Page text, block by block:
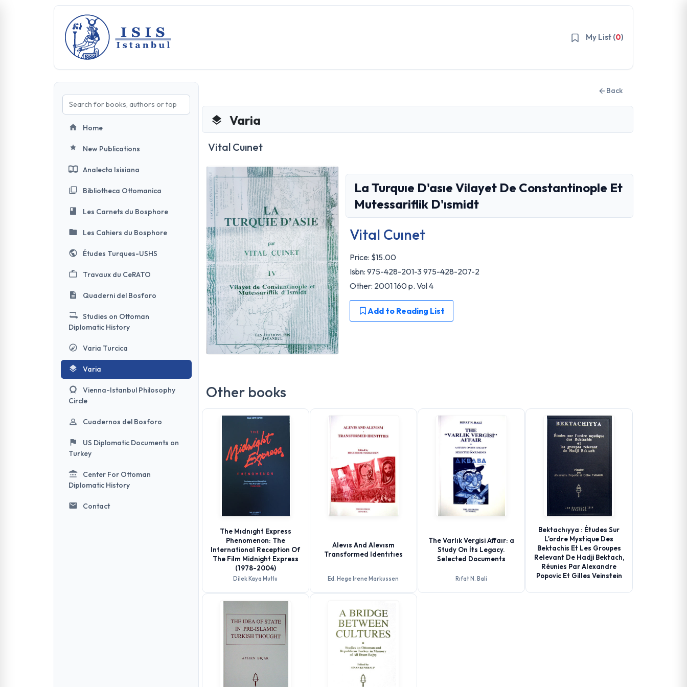
My List (0)
Home
New Publications
Analecta Isisiana
Bibliotheca Ottomanica
Les Carnets du Bosphore
Les Cahiers du Bosphore
Études Turques-USHS
Travaux du CeRATO
Quaderni del Bosforo
Studies on Ottoman
Diplomatic History
Varia Turcica
Varia
Vienna-Istanbul Philosophy
Circle
Cuadernos del Bosforo
US Diplomatic Documents on
Turkey
Center For Ottoman
Diplomatic History
Contact
Back
Varia
Vital Cuınet
La Turquıe D'asıe Vilayet De Constantinople Et
Mutessariflik D'ısmidt
Vital Cuınet
Price: $15.00
Isbn: 975-428-201-3 975-428-207-2
Other: 2001 160 p. Vol 4
Add to Reading List
Other books
The Mıdnıght Express
Phenomenon: The
International Reception Of
The Film Midnight Express
(1978-2004)
Dilek Kaya Mutlu
Alevıs And Alevısm
Transformed Identıtıes
Ed. Hege Irene Markussen
The Varlık Vergisi Affaır: a
Study On İts Legacy.
Selected Documents
Rıfat N. Bali
Bektachıyya : Études Sur
L'ordre Mystique Des
Bektachis Et Les Groupes
Relevant De Hadji Bektach,
Réunies Par Alexandre
Popovic Et Gilles Veinstein